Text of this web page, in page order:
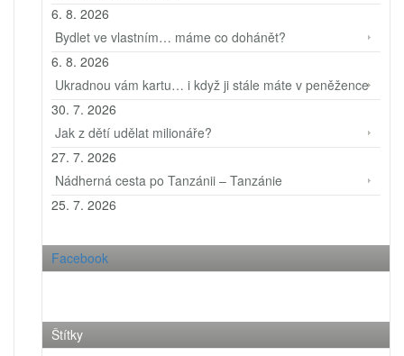
6. 8. 2026
Bydlet ve vlastním… máme co dohánět?
6. 8. 2026
Ukradnou vám kartu… i když ji stále máte v peněžence
30. 7. 2026
Jak z dětí udělat milionáře?
27. 7. 2026
Nádherná cesta po Tanzánii – Tanzánie
25. 7. 2026
Facebook
Štítky